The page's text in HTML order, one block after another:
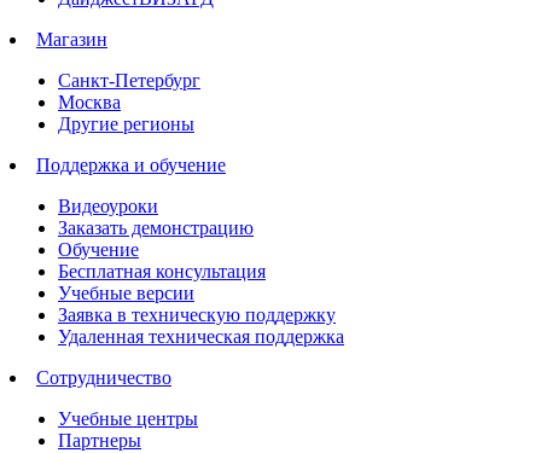
Магазин
Санкт-Петербург
Москва
Другие регионы
Поддержка и обучение
Видеоуроки
Заказать демонстрацию
Обучение
Бесплатная консультация
Учебные версии
Заявка в техническую поддержку
Удаленная техническая поддержка
Сотрудничество
Учебные центры
Партнеры